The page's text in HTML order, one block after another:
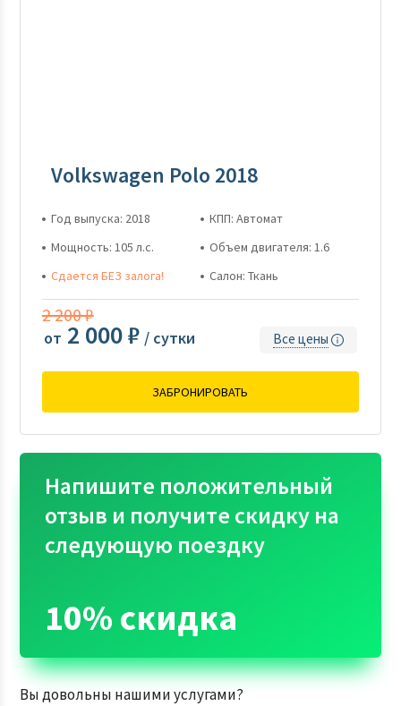
Volkswagen Polo 2018
Год выпуска: 2018
КПП: Автомат
Мощность: 105 л.с.
Объем двигателя: 1.6
Сдается БЕЗ залога!
Салон: Ткань
2 200 ₽
от 2 000 ₽ / сутки Все цены
ЗАБРОНИРОВАТЬ
Напишите положительный
отзыв и получите скидку на
следующую поездку
10% скидка
Вы довольны нашими услугами?